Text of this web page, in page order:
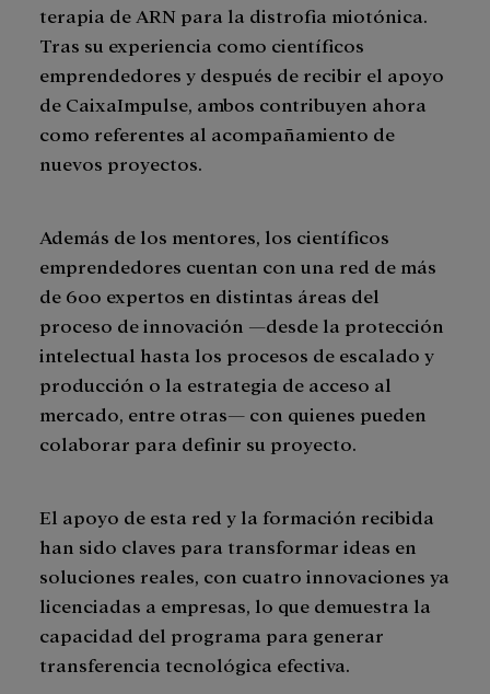
terapia de ARN para la distrofia miotónica.
Tras su experiencia como científicos
emprendedores y después de recibir el apoyo
de CaixaImpulse, ambos contribuyen ahora
como referentes al acompañamiento de
nuevos proyectos.
Además de los mentores, los científicos
emprendedores cuentan con una red de más
de 600 expertos en distintas áreas del
proceso de innovación —desde la protección
intelectual hasta los procesos de escalado y
producción o la estrategia de acceso al
mercado, entre otras— con quienes pueden
colaborar para definir su proyecto.
El apoyo de esta red y la formación recibida
han sido claves para transformar ideas en
soluciones reales, con cuatro innovaciones ya
licenciadas a empresas, lo que demuestra la
capacidad del programa para generar
transferencia tecnológica efectiva.